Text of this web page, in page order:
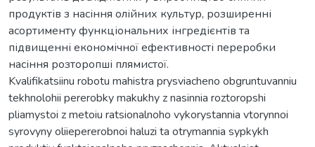
продуктів з насіння олійних культур, розширенні
асортименту функціональних інгредієнтів та
підвищенні економічної ефективності переробки
насіння розторопші плямистої.
Kvalifikatsiinu robotu mahistra prysviacheno obgruntuvanniu
tekhnolohii pererobky makukhy z nasinnia roztoropshi
pliamystoi z metoiu ratsionalnoho vykorystannia vtorynnoi
syrovyny oliiepererobnoi haluzi ta otrymannia sypkykh